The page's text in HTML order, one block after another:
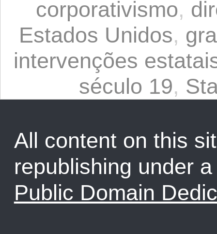
corporativismo,
Estados Unidos,
intervenções
século 19,
All content on this
republishing under
Public Domain